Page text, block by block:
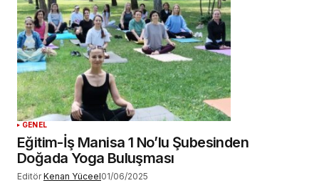
GENEL
Eğitim-İş Manisa 1 No’lu Şubesinden
Doğada Yoga Buluşması
Editör Kenan Yüceel01/06/2025